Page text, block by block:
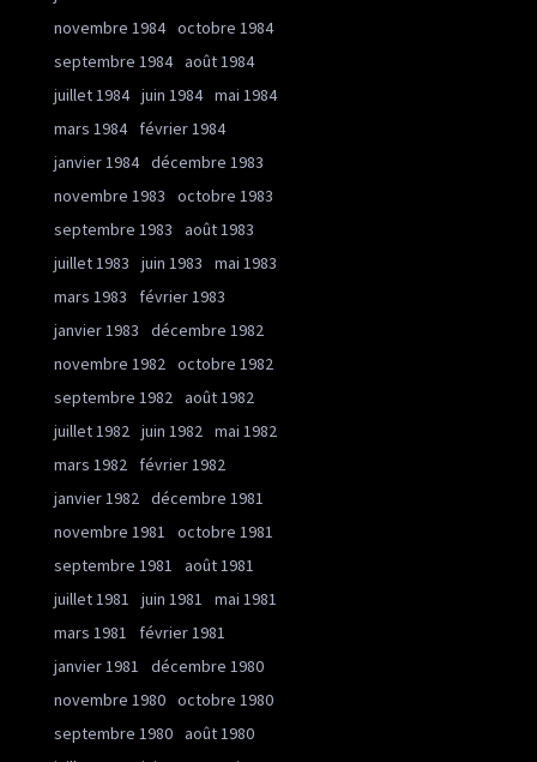
novembre 1984 octobre 1984
septembre 1984 août 1984
juillet 1984 juin 1984 mai 1984
mars 1984
février 1984
janvier 1984 décembre 1983
novembre 1983
octobre 1983
septembre 1983
août 1983
juillet 1983
juin 1983
mai 1983
mars 1983
février 1983
janvier 1983
décembre 1982
novembre 1982 octobre 1982
septembre 1982 août 1982
juillet 1982 juin 1982 mai 1982
mars 1982
février 1982
janvier 1982 décembre 1981
novembre 1981
octobre 1981
septembre 1981
août 1981
juillet 1981
juin 1981
mai 1981
mars 1981
février 1981
janvier 1981
décembre 1980
novembre 1980 octobre 1980
septembre 1980 août 1980